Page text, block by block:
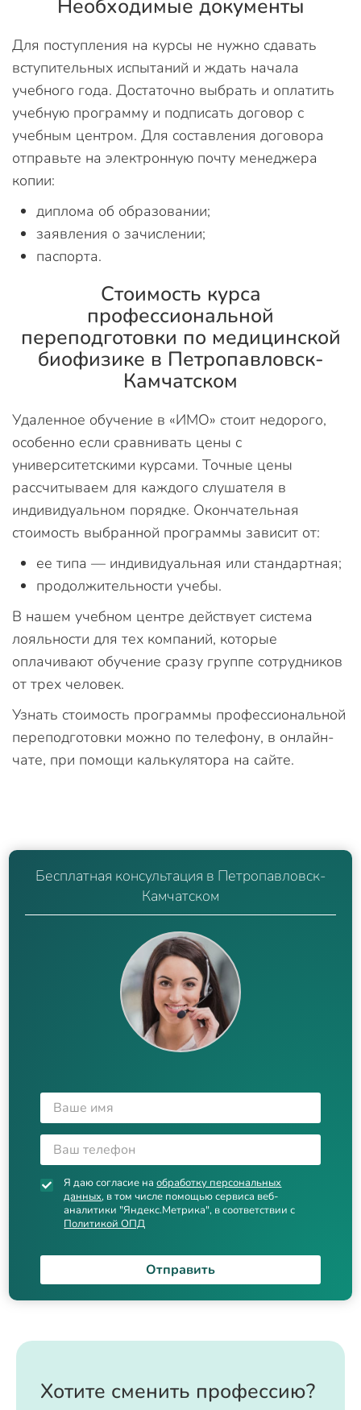
Необходимые документы
Для поступления на курсы не нужно сдавать
вступительных испытаний и ждать начала
учебного года. Достаточно выбрать и оплатить
учебную программу и подписать договор с
учебным центром. Для составления договора
отправьте на электронную почту менеджера
копии:
диплома об образовании;
заявления о зачислении;
паспорта.
Стоимость курса
профессиональной
переподготовки по медицинской
биофизике в Петропавловск-
Камчатском
Удаленное обучение в «ИМО» стоит недорого,
особенно если сравнивать цены с
университетскими курсами. Точные цены
рассчитываем для каждого слушателя в
индивидуальном порядке. Окончательная
стоимость выбранной программы зависит от:
ее типа — индивидуальная или стандартная;
продолжительности учебы.
В нашем учебном центре действует система
лояльности для тех компаний, которые
оплачивают обучение сразу группе сотрудников
от трех человек.
Узнать стоимость программы профессиональной
переподготовки можно по телефону, в онлайн-
чате, при помощи калькулятора на сайте.
Бесплатная консультация в Петропавловск-
Камчатском
Я даю согласие наобработку персональных
данных, в том числе помощью сервиса веб-
аналитики "Яндекс.Метрика", в соответствии с
Политикой ОПД
Отправить
Хотите сменить профессию?